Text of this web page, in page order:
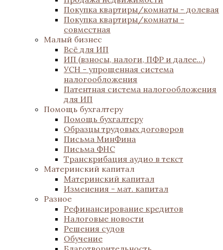
Покупка квартиры/комнаты - долевая
Покупка квартиры/комнаты -
совместная
Малый бизнес
Всё для ИП
ИП (взносы, налоги, ПФР и далее...)
УСН - упрощенная система
налогообложения
Патентная система налогообложения
для ИП
Помощь бухгалтеру
Помощь бухгалтеру
Образцы трудовых договоров
Письма МинФина
Письма ФНС
Транскрибация аудио в текст
Материнский капитал
Материнский капитал
Изменения - мат. капитал
Разное
Рефинансирование кредитов
Налоговые новости
Решения судов
Обучение